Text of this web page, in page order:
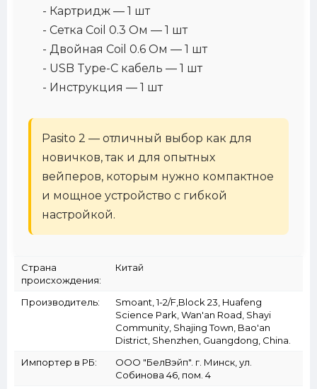
- Картридж — 1 шт
- Сетка Coil 0.3 Ом — 1 шт
- Двойная Coil 0.6 Ом — 1 шт
- USB Type-C кабель — 1 шт
- Инструкция — 1 шт
Pasito 2 — отличный выбор как для
новичков, так и для опытных
вейперов, которым нужно компактное
и мощное устройство с гибкой
настройкой.
Страна
происхождения:
Китай
Производитель:
Smoant, 1-2/F,Block 23, Huafeng
Science Park, Wan'an Road, Shayi
Community, Shajing Town, Bao'an
District, Shenzhen, Guangdong, China.
Импортер в РБ:
ООО "БелВэйп". г. Минск, ул.
Собинова 46, пом. 4